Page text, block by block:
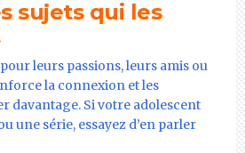
sujets qui les
leurs passions, leurs amis ou
la connexion et les
davantage. Si votre adolescent
une série, essayez d’en parler